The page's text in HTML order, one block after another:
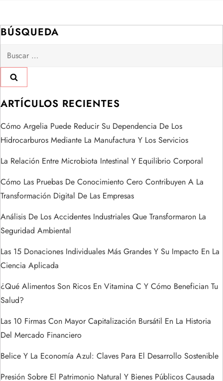
a
c
i
ó
n
d
e
e
n
t
r
a
d
a
s
BÚSQUEDA
Buscar:
ARTÍCULOS RECIENTES
Cómo Argelia Puede Reducir Su Dependencia De Los
Hidrocarburos Mediante La Manufactura Y Los Servicios
La Relación Entre Microbiota Intestinal Y Equilibrio Corporal
Cómo Las Pruebas De Conocimiento Cero Contribuyen A La
Transformación Digital De Las Empresas
Análisis De Los Accidentes Industriales Que Transformaron La
Seguridad Ambiental
Las 15 Donaciones Individuales Más Grandes Y Su Impacto En La
Ciencia Aplicada
¿Qué Alimentos Son Ricos En Vitamina C Y Cómo Benefician Tu
Salud?
Las 10 Firmas Con Mayor Capitalización Bursátil En La Historia
Del Mercado Financiero
Belice Y La Economía Azul: Claves Para El Desarrollo Sostenible
Presión Sobre El Patrimonio Natural Y Bienes Públicos Causada